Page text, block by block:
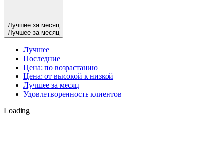
Лучшее за месяц
Лучшее за месяц
Лучшее
Последние
Цена: по возрастанию
Цена: от высокой к низкой
Лучшее за месяц
Удовлетворенность клиентов
Loading